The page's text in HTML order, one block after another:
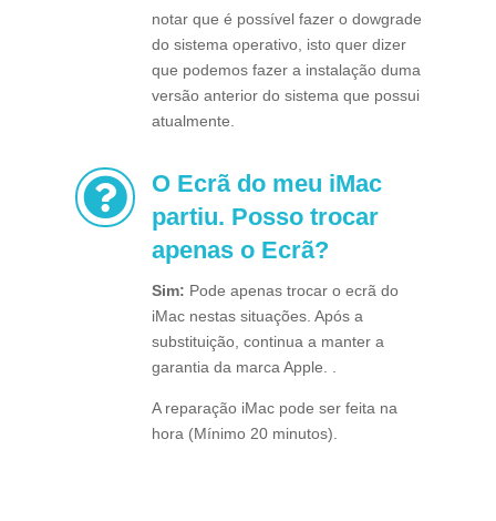
notar que é possível fazer o dowgrade
do sistema operativo, isto quer dizer
que podemos fazer a instalação duma
versão anterior do sistema que possui
atualmente.

O Ecrã do meu iMac
partiu. Posso trocar
apenas o Ecrã?
Sim: Pode apenas trocar o ecrã do
iMac nestas situações. Após a
substituição, continua a manter a
garantia da marca Apple. .
A reparação iMac pode ser feita na
hora (Mínimo 20 minutos).